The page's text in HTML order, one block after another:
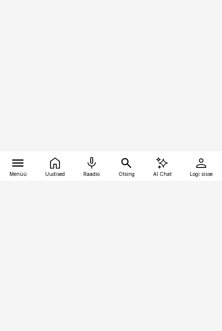
Menüü Uudised Raadio Otsing AI Chat Logi sisse